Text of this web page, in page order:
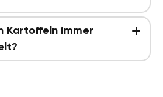
Kartoffeln immer